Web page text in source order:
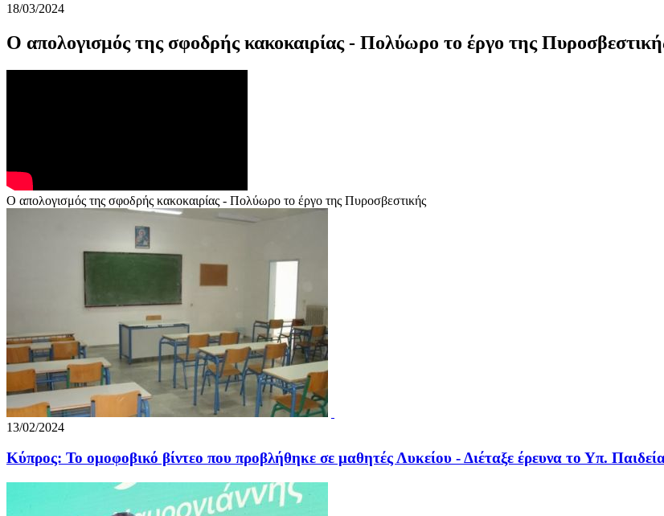
18/03/2024
Ο απολογισμός της σφοδρής κακοκαιρίας - Πολύωρο το έργο της
Ο απολογισμός της σφοδρής κακοκαιρίας - Πολύωρο το έργο της Πυροσβεστικής
13/02/2024
Κύπρος: Το ομοφοβικό βίντεο που προβλήθηκε σε μαθητές Λυκείου - Διέταξε έρευνα το Υπ.